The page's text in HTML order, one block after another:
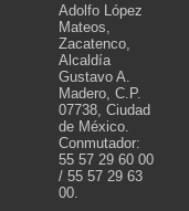
Adolfo López
Mateos,
Zacatenco,
Alcaldía
Gustavo A.
Madero, C.P.
07738, Ciudad
de México.
Conmutador:
55 57 29 60 00
/ 55 57 29 63
00.